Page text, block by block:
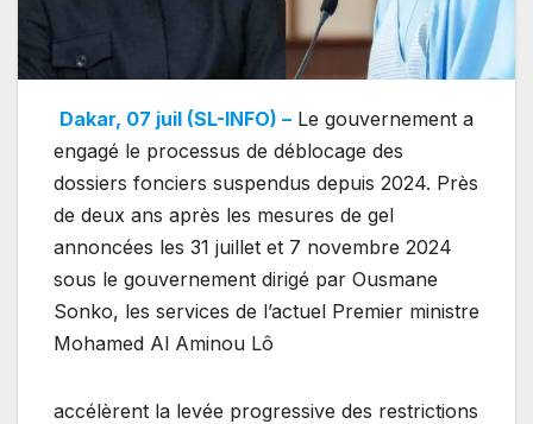
Dakar, 07 juil (SL-INFO) – Le gouvernement a
engagé le processus de déblocage des
dossiers fonciers suspendus depuis 2024. Près
de deux ans après les mesures de gel
annoncées les 31 juillet et 7 novembre 2024
sous le gouvernement dirigé par Ousmane
Sonko, les services de l’actuel Premier ministre
Mohamed Al Aminou Lô
accélèrent la levée progressive des restrictions